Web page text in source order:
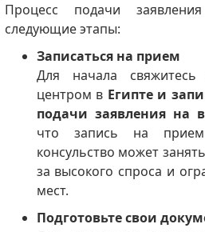
Процесс подачи
следующие этапы:
Записаться на прием
Для начала
центром в Египте и
подачи заявления на
что запись на
консульство может
за высокого спроса и
мест.
Подготовьте свои